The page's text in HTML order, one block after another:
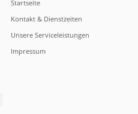
Startseite
Kontakt & Dienstzeiten
Unsere Serviceleistungen
Impressum